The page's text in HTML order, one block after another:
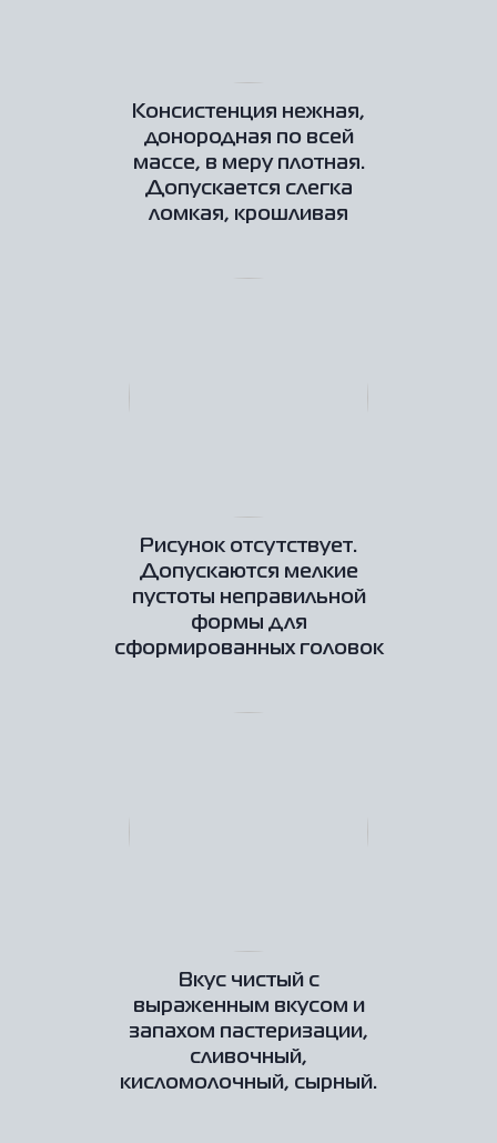
Консистенция нежная,
донородная по всей
массе, в меру плотная.
Допускается слегка
ломкая, крошливая
Рисунок отсутствует.
Допускаются мелкие
пустоты неправильной
формы для
сформированных головок
Вкус чистый с
выраженным вкусом и
запахом пастеризации,
сливочный,
кисломолочный, сырный.